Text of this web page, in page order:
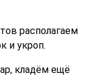
располагаем
и укроп.
кладём ещё